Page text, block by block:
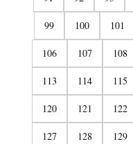
99 100 101
106 107 108
113 114 115
120 121 122
127 128 129